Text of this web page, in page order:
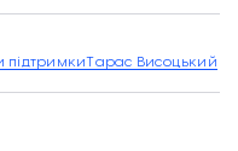
підтримкиТарас Висоцький